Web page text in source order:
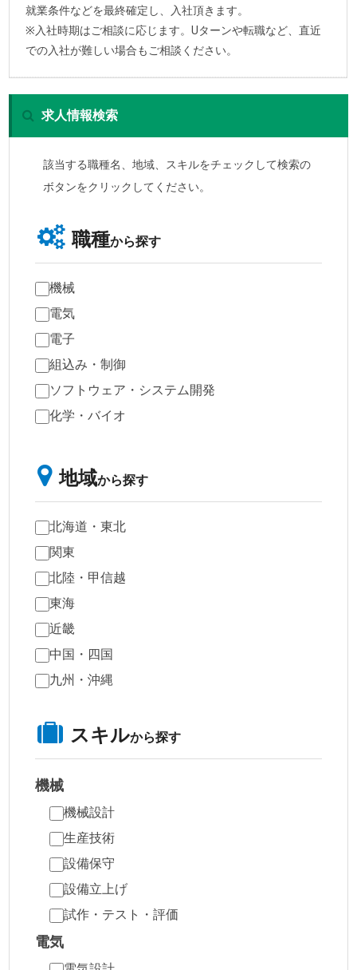
就業条件などを最終確定し、入社頂きます。
※入社時期はご相談に応じます。Uターンや転職など、直近
での入社が難しい場合もご相談ください。
求人情報検索
該当する職種名、地域、スキルをチェックして検索の
ボタンをクリックしてください。
職種から探す
機械
電気
電子
組込み・制御
ソフトウェア・システム開発
化学・バイオ
地域から探す
北海道・東北
関東
北陸・甲信越
東海
近畿
中国・四国
九州・沖縄
スキルから探す
機械
機械設計
生産技術
設備保守
設備立上げ
試作・テスト・評価
電気